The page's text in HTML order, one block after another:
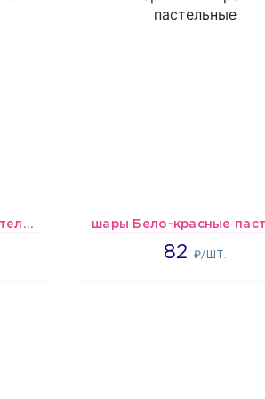
шары Бело-голубые пастельные
82 ₽/ШТ.
1637